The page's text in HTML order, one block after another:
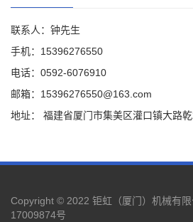
联系人：钟先生
手机：15396276550
电话：0592-6076910
邮箱：15396276550@163.com
地址： 福建省厦门市集美区灌口镇大路
Copyright © 2022 钜虹（厦门）机械有
17009874号